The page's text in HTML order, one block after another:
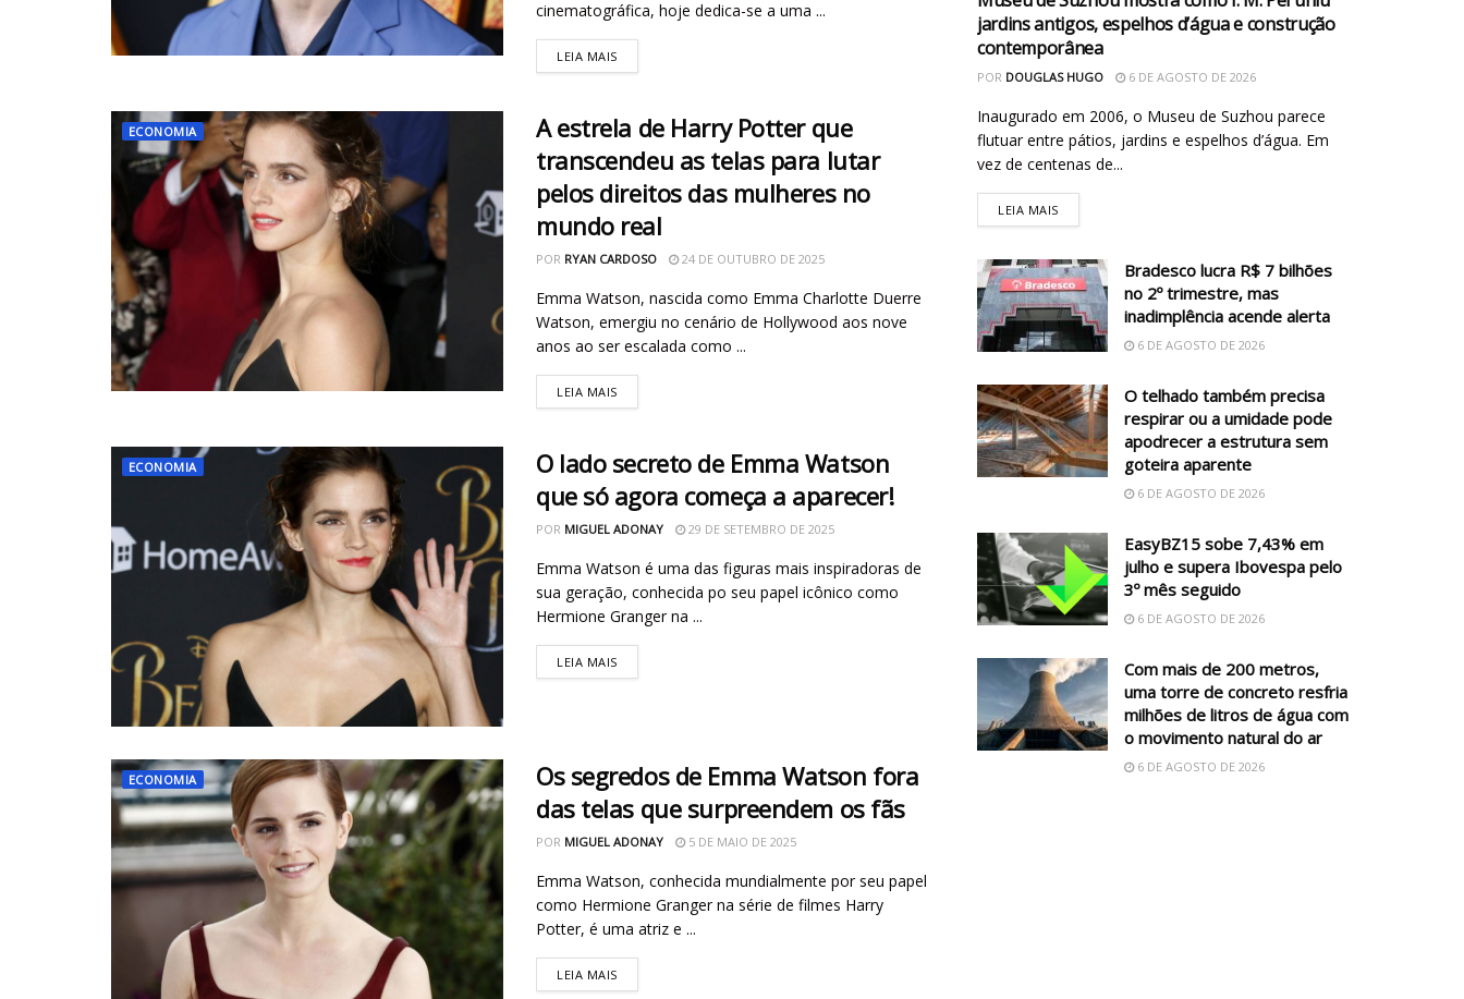
cinematográfica, hoje dedica-se a uma ...
LEIA MAIS
ECONOMIA
A estrela de Harry Potter que
transcendeu as telas para lutar
pelos direitos das mulheres no
mundo real
POR RYAN CARDOSO 24 DE OUTUBRO DE 2025
Emma Watson, nascida como Emma Charlotte Duerre
Watson, emergiu no cenário de Hollywood aos nove
anos ao ser escalada como ...
LEIA MAIS
ECONOMIA
O lado secreto de Emma Watson
que só agora começa a aparecer!
POR MIGUEL ADONAY 29 DE SETEMBRO DE 2025
Emma Watson é uma das figuras mais inspiradoras de
sua geração, conhecida po seu papel icônico como
Hermione Granger na ...
LEIA MAIS
ECONOMIA
Os segredos de Emma Watson fora
das telas que surpreendem os fãs
POR MIGUEL ADONAY 5 DE MAIO DE 2025
Emma Watson, conhecida mundialmente por seu papel
como Hermione Granger na série de filmes Harry
Potter, é uma atriz e ...
LEIA MAIS
jardins antigos, espelhos d’água e construção
contemporânea
POR DOUGLAS HUGO 6 DE AGOSTO DE 2026
Inaugurado em 2006, o Museu de Suzhou parece
flutuar entre pátios, jardins e espelhos d’água. Em
vez de centenas de...
LEIA MAIS
Bradesco lucra R$ 7 bilhões
no 2º trimestre, mas
inadimplência acende alerta
6 DE AGOSTO DE 2026
O telhado também precisa
respirar ou a umidade pode
apodrecer a estrutura sem
goteira aparente
6 DE AGOSTO DE 2026
EasyBZ15 sobe 7,43% em
julho e supera Ibovespa pelo
3º mês seguido
6 DE AGOSTO DE 2026
Com mais de 200 metros,
uma torre de concreto resfria
milhões de litros de água com
o movimento natural do ar
6 DE AGOSTO DE 2026